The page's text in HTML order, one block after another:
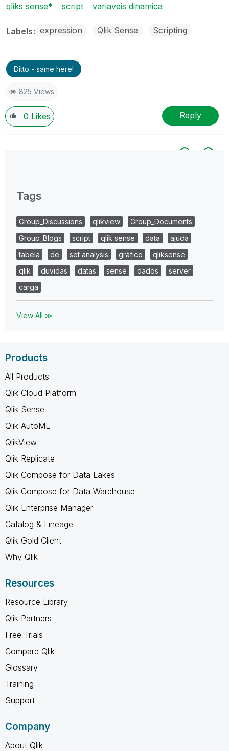
qliks sense* script variaveis dinamica
Labels expression Qlik Sense Scripting
Ditto - same here!
825 Views
0 Likes Reply
All topics
Tags
Group_Discussions qlikview
Group_Documents
Group_Blogs
script qlik sense data
ajuda
tabela
de set analysis gráfico
qliksense
qlik
duvidas datas sense dados
server
carga
View All ≫
Products
All Products
Qlik Cloud Platform
Qlik Sense
Qlik AutoML
QlikView
Qlik Replicate
Qlik Compose for Data Lakes
Qlik Compose for Data Warehouse
Qlik Enterprise Manager
Catalog & Lineage
Qlik Gold Client
Why Qlik
Resources
Resource Library
Qlik Partners
Free Trials
Compare Qlik
Glossary
Training
Support
Company
About Qlik